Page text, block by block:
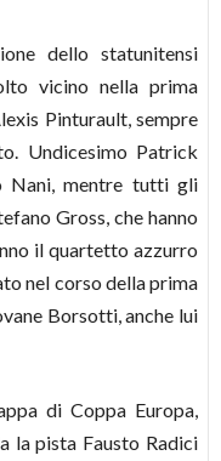
dello statunitensi
vicino nella prima
Pinturault, sempre
Undicesimo Patrick
Nani, mentre tutti gli
Gross, che hanno
il quartetto azzurro
nel corso della prima
Borsotti, anche lui
di Coppa Europa,
la pista Fausto Radici